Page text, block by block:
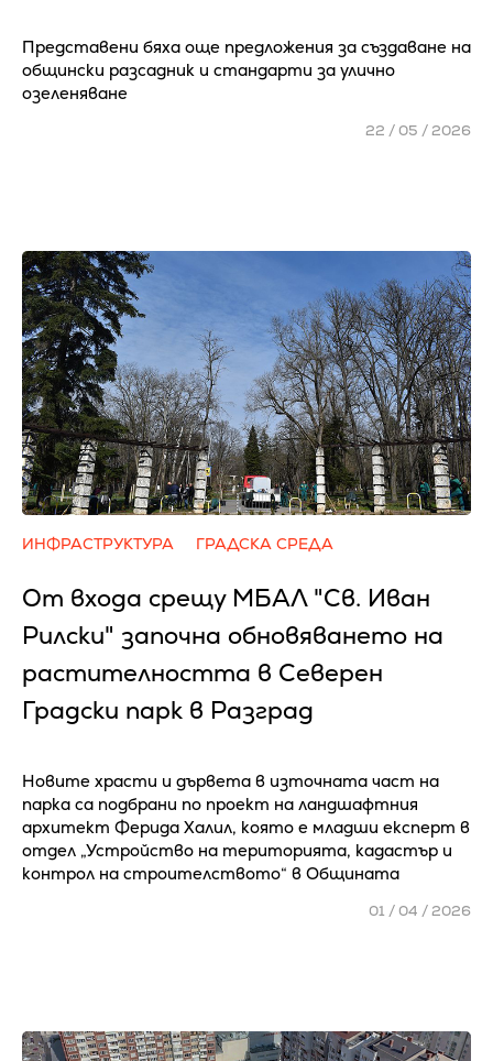
Представени бяха още предложения за създаване на
общински разсадник и стандарти за улично
озеленяване
22 / 05 / 2026
ИНФРАСТРУКТУРА ГРАДСКА СРЕДА
От входа срещу МБАЛ "Св. Иван
Рилски" започна обновяването на
растителността в Северен
Градски парк в Разград
Новите храсти и дървета в източната част на
парка са подбрани по проект на ландшафтния
архитект Ферида Халил, която е младши експерт в
отдел „Устройство на територията, кадастър и
контрол на строителството“ в Общината
01 / 04 / 2026